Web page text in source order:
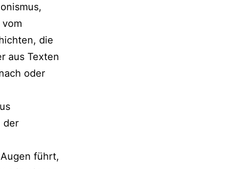
die
aus Texten
oder
der
führt,